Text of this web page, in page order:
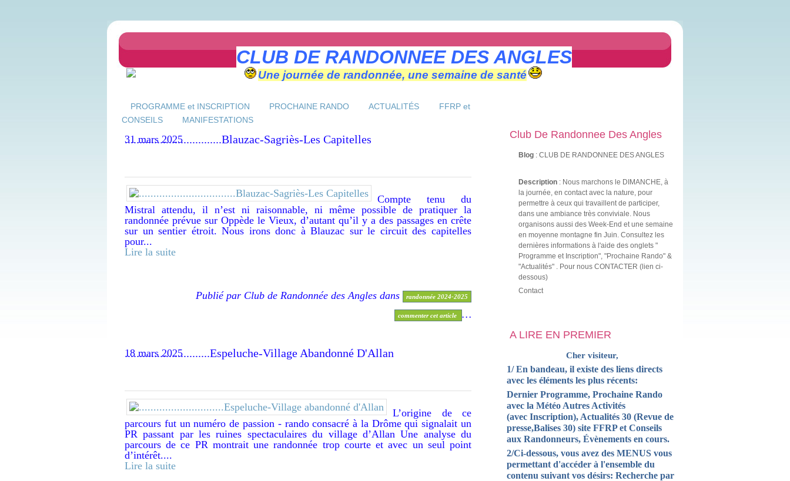
CLUB DE RANDONNEE DES ANGLES
Une journée de randonnée, une semaine de santé
PROGRAMME et INSCRIPTION PROCHAINE RANDO ACTUALITÉS
FFRP et
CONSEILS
MANIFESTATIONS
31 mars 2025
.................................Blauzac-Sagriès-Les Capitelles
Compte tenu du
Mistral attendu, il n’est ni raisonnable, ni même possible de pratiquer la
randonnée prévue sur Oppède le Vieux, d’autant qu’il y a des passages en crête
sur un sentier étroit. Nous irons donc à Blauzac sur le circuit des capitelles
pour...
Lire la suite
Publié par Club de Randonnée des Angles dans randonnée 2024-2025
commenter cet article …
18 mars 2025
.............................Espeluche-Village Abandonné D'Allan
L’origine de ce
parcours fut un numéro de passion - rando consacré à la Drôme qui signalait un
PR passant par les ruines spectaculaires du village d’Allan Une analyse du
parcours de ce PR montrait une randonnée trop courte et avec un seul point
d’intérêt....
Lire la suite
Club De Randonnee Des Angles
Blog : CLUB DE RANDONNEE DES ANGLES
Description : Nous marchons le DIMANCHE, à
la journée, en contact avec la nature, pour
permettre à ceux qui travaillent de participer,
dans une ambiance très conviviale. Nous
organisons aussi des Week-End et une semaine
en moyenne montagne fin Juin. Consultez les
dernières informations à l'aide des onglets "
Programme et Inscription", "Prochaine Rando" &
"Actualités" . Pour nous CONTACTER (lien ci-
dessous)
Contact
A LIRE EN PREMIER
Cher visiteur,
1/ En bandeau, il existe des liens directs
avec les éléments les plus récents:
Dernier Programme, Prochaine Rando
avec la Météo Autres Activités
(avec Inscription), Actualités 30 (Revue de
presse,Balises 30) site FFRP et Conseils
aux Randonneurs, Évènements en cours.
2/Ci-dessous, vous avez des MENUS vous
permettant d'accéder à l'ensemble du
contenu suivant vos désirs: Recherche par